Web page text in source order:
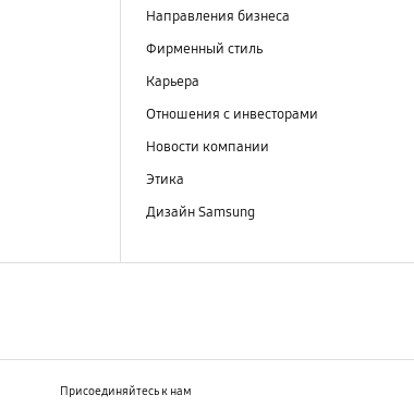
Направления бизнеса
Фирменный стиль
Карьера
Отношения с инвесторами
Новости компании
Этика
Дизайн Samsung
Присоединяйтесь к нам